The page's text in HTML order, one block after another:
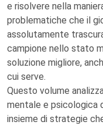
e risolvere nella
problematiche che il
assolutamente
campione nello stato
soluzione migliore,
cui serve.
Questo volume
mentale e psicologica
insieme di strategie